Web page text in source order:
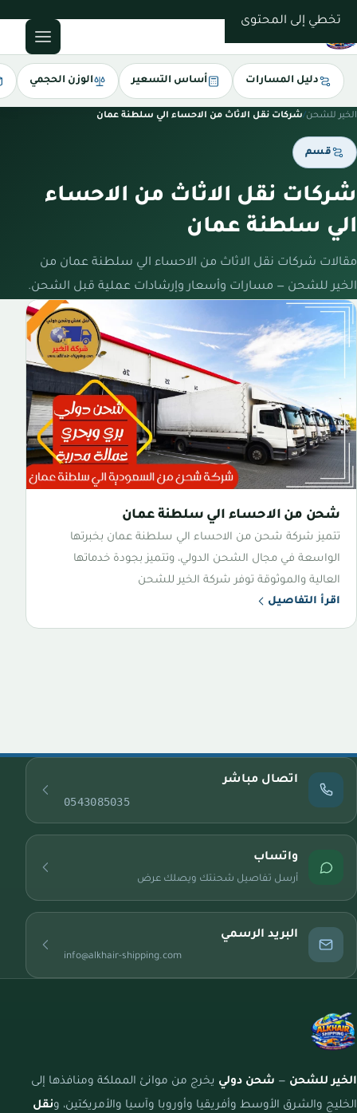
تخطي إلى المحتوى
دليل المسارات أساس التسعير الوزن الحجمي
الخير للشحن/شركات نقل الاثاث من الاحساء الي سلطنة عمان
قسم
شركات نقل الاثاث من الاحساء
الي سلطنة عمان
مقالات شركات نقل الاثاث من الاحساء الي سلطنة عمان من
الخير للشحن — مسارات وأسعار وإرشادات عملية قبل الشحن.
شحن من الاحساء الي سلطنة عمان
تتميز شركة شحن من الاحساء الي سلطنة عمان بخبرتها
الواسعة في مجال الشحن الدولي، وتتميز بجودة خدماتها
العالية والموثوقة توفر شركة الخير للشحن
اقرأ التفاصيل
اتصال مباشر
0543085035
واتساب
أرسل تفاصيل شحنتك ويصلك عرض
البريد الرسمي
info@alkhair-shipping.com
الخير للشحن — شحن دولي يخرج من موانئ المملكة ومنافذها إلى
الخليج والشرق الأوسط وأفريقيا وأوروبا وآسيا والأمريكتين، ونقل